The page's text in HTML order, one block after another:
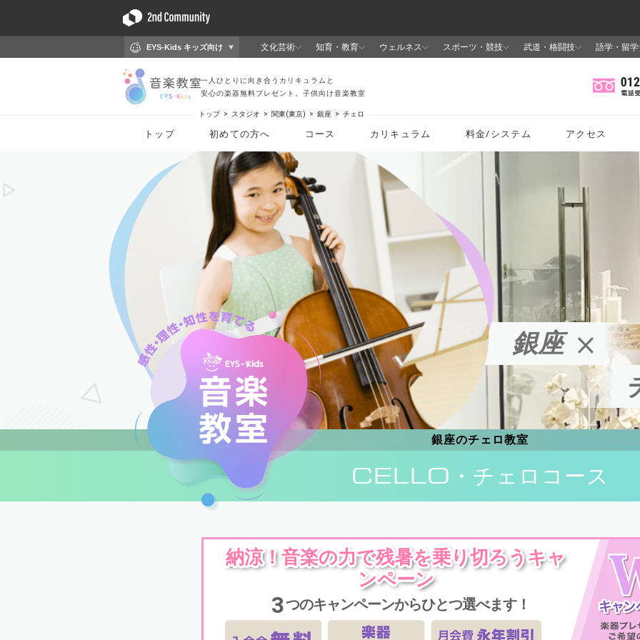
トップ スタジオ 関東(東京) 銀座 チェロ
銀座
銀座のチェロ教室
CELLO ・チェロコース
納涼！音楽の力で残暑を乗り切ろうキャ
ンペーン
3つのキャンペーンからひとつ選べます！